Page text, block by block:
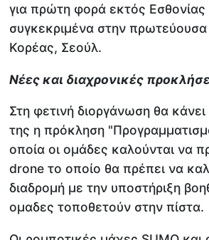
για πρώτη φορά εκτός Εσθονίας
συγκεκριμένα στην πρωτεύουσα
Κορέας, Σεούλ.
Νέες και διαχρονικές
Στη φετινή διοργάνωση θα
της η πρόκληση
οποία οι ομάδες καλούνται να
drone το οποίο θα πρέπει να
διαδρομή με την υποστήριξη
ομαδες τοποθετούν στην πίστα.